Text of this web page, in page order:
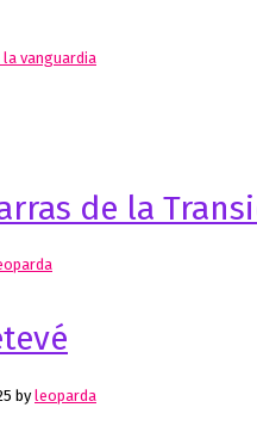
vanguardia
de la
byleoparda